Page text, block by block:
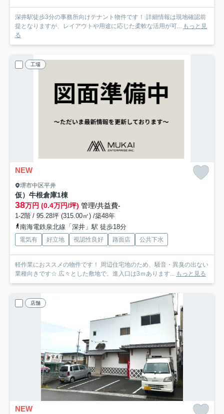
深井駅徒歩3分の事務所向けテナント物件です！ 詳細情報は現地確認前
提となりますが、レイアウトや用途に応じた柔軟な活用が可... もっと見
る
工場
NEW
堺市中区平井
仮）牛根倉庫1棟
38万円 (0.4万円/坪) 管理/共益費-
1-2階 / 95.28坪 (315.00㎡) /築48年
南海電鉄泉北線「深井」駅 徒歩18分
電気有 好立地 視認性良好 路面店 公共下水
軽作業におススメの物件です！ 周辺住宅地のため、騒音・異臭の出ない
業種向きです☆ 広々とした敷地で、進入口は3ｍあります... もっと見る
店舗
NEW